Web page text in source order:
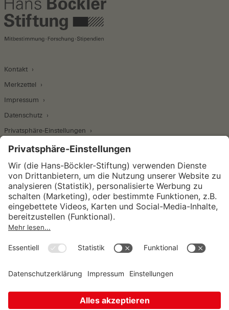
Kontakt
Merkzettel
Impressum
Datenschutz
Privatsphäre-Einstellungen
Wirtschafts- und Sozialwissenschaftliches Institut
Institut für Makroökonomie und
Konjunkturforschung
Unternehmensführung